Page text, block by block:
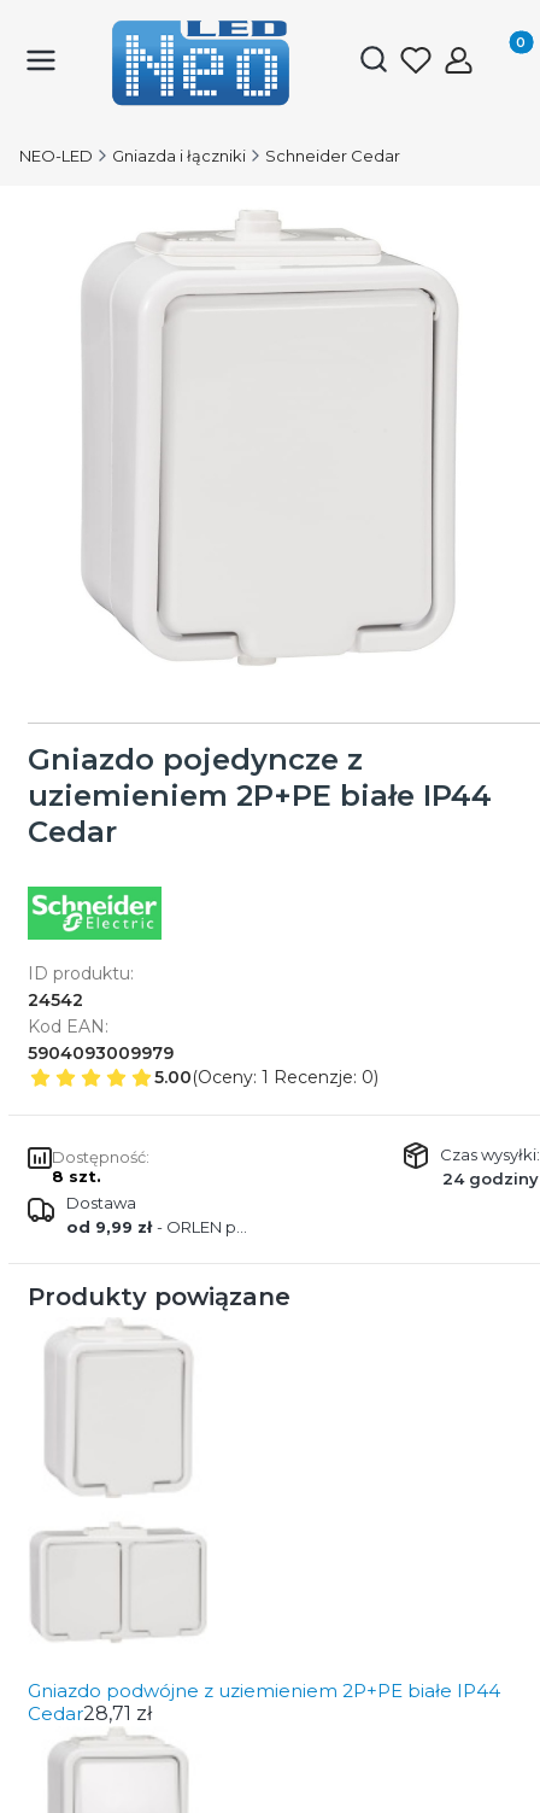
Otwórz
NEO-LED Gniazda i łączniki Schneider Cedar
Gniazdo pojedyncze z
uziemieniem 2P+PE białe IP44
Cedar
ID produktu:
24542
Kod EAN:
5904093009979
5.00(Oceny: 1 Recenzje: 0)
Dostępność:
8 szt.
Czas wysyłki:
24 godziny
Dostawa
od 9,99 zł- ORLEN paczka
Produkty powiązane
Gniazdo podwójne z uziemieniem 2P+PE białe IP44
Cedar28,71 zł